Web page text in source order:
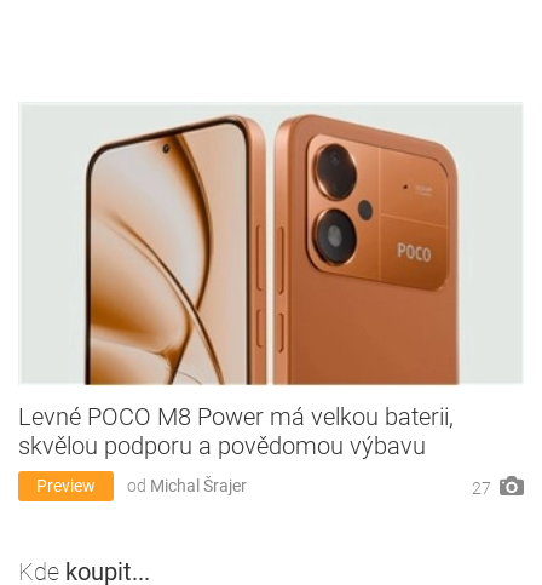
Levné POCO M8 Power má velkou baterii,
skvělou podporu a povědomou výbavu
Preview od Michal Šrajer 27
Kde koupit...